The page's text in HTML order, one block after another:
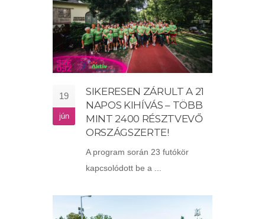
19
jún
SIKERESEN ZÁRULT A 21
NAPOS KIHÍVÁS – TÖBB
MINT 2400 RÉSZTVEVŐ
ORSZÁGSZERTE!
A program során 23 futókör
kapcsolódott be a ...